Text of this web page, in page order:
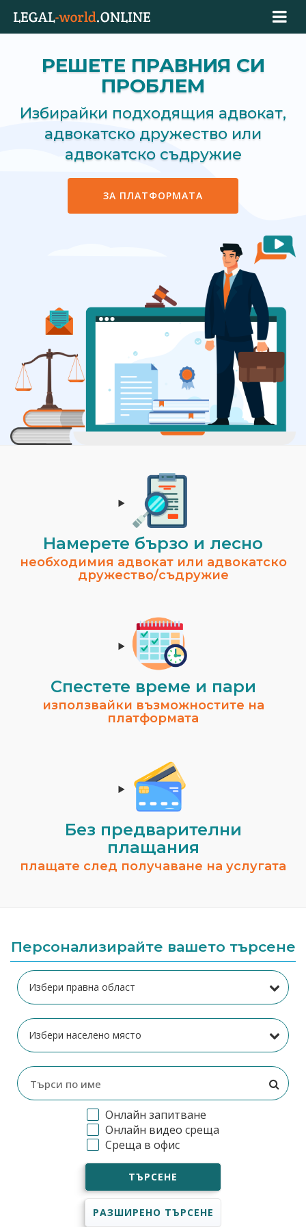
РЕШЕТЕ ПРАВНИЯ СИ
ПРОБЛЕМ
Избирайки подходящия адвокат,
адвокатско дружество или
адвокатско съдружие
ЗА ПЛАТФОРМАТА
Намерете бързо и лесно
необходимия адвокат или адвокатско
дружество/съдружие
Спестeте време и пари
използвайки възможностите на
платформата
Без предварителни
плащания
плащате след получаване на услугата
Персонализирайте вашето търсене
Онлайн запитване
Онлайн видео среща
Среща в офис
ТЪРСЕНЕ
РАЗШИРЕНО ТЪРСЕНЕ